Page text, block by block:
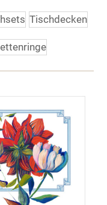
Tischdecken